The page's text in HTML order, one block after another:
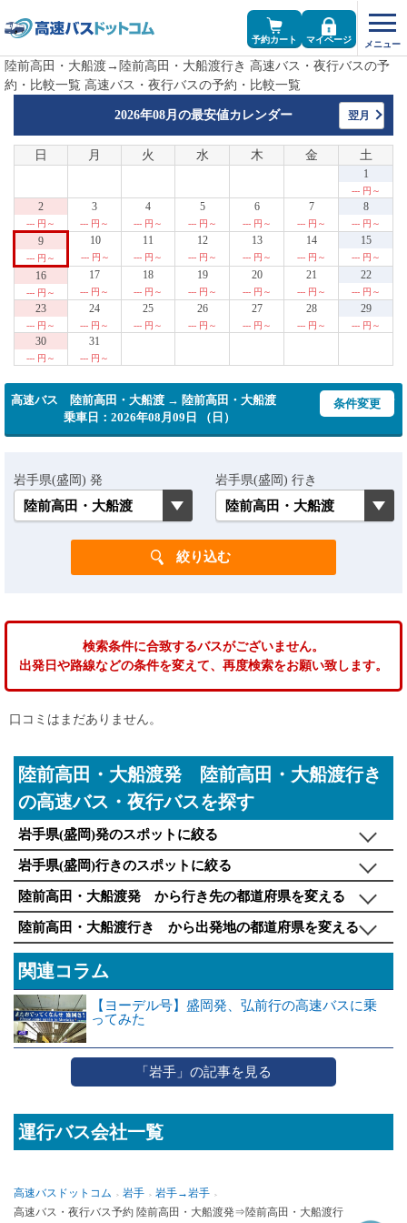
予約カート マイページ
陸前高田・大船渡→陸前高田・大船渡行き 高速バス・夜行バスの予
約・比較一覧 高速バス・夜行バスの予約・比較一覧
2026年08月の最安値カレンダー 翌月
日 月 火 水 木 金 土
1
--- 円～
2
--- 円～
3
--- 円～
4
--- 円～
5
--- 円～
6
--- 円～
7
--- 円～
8
--- 円～
9
--- 円～
10
--- 円～
11
--- 円～
12
--- 円～
13
--- 円～
14
--- 円～
15
--- 円～
16
--- 円～
17
--- 円～
18
--- 円～
19
--- 円～
20
--- 円～
21
--- 円～
22
--- 円～
23
--- 円～
24
--- 円～
25
--- 円～
26
--- 円～
27
--- 円～
28
--- 円～
29
--- 円～
30
--- 円～
31
--- 円～
高速バス 陸前高田・大船渡 → 陸前高田・大船渡
乗車日：2026年08月09日 （日）
条件変更
岩手県(盛岡) 発 岩手県(盛岡) 行き
検索条件に合致するバスがございません。
出発日や路線などの条件を変えて、再度検索をお願い致します。
口コミはまだありません。
陸前高田・大船渡発 陸前高田・大船渡行き
の高速バス・夜行バスを探す
岩手県(盛岡)発のスポットに絞る
岩手県(盛岡)行きのスポットに絞る
陸前高田・大船渡発 から行き先の都道府県を変える
陸前高田・大船渡行き から出発地の都道府県を変える
関連コラム
【ヨーデル号】盛岡発、弘前行の高速バスに乗
ってみた
「岩手」の記事を見る
運行バス会社一覧
高速バスドットコム 岩手
岩手→岩手
高速バス・夜行バス予約 陸前高田・大船渡発⇒陸前高田・大船渡行